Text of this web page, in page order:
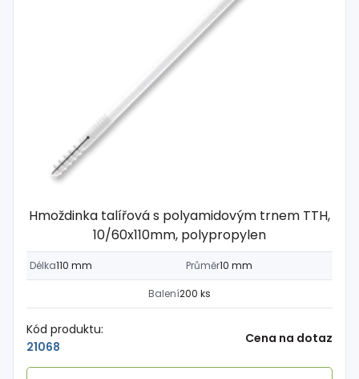
Hmoždinka talířová s polyamidovým trnem TTH,
10/60x110mm, polypropylen
Délka110 mm Průměr10 mm
Balení200 ks
Kód produktu:
21068
Cena na dotaz